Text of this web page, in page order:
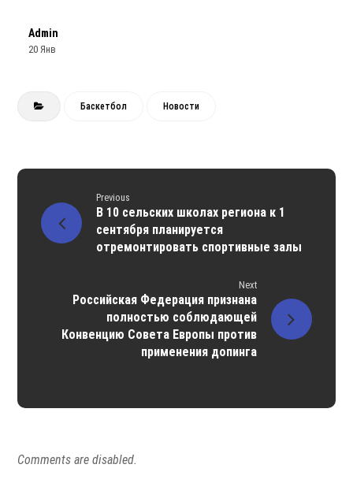
Admin
20 Янв
Баскетбол Новости
Previous
В 10 сельских школах региона к 1
сентября планируется
отремонтировать спортивные залы
Next
Российская Федерация признана
полностью соблюдающей
Конвенцию Совета Европы против
применения допинга
Comments are disabled.